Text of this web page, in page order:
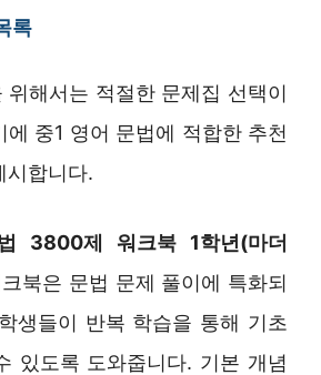
록
위해서는 적절한 문제집 선택이
에 중1 영어 문법에 적합한 추천
시합니다.
3800제 워크북 1학년(마더
북은 문법 문제 풀이에 특화되
생들이 반복 학습을 통해 기초
있도록 도와줍니다. 기본 개념